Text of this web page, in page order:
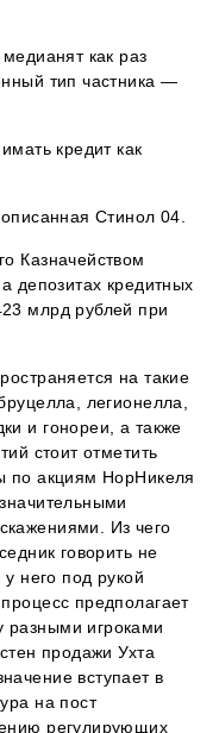
как раз
тип частника —
кредит как
Стинол 04.
Казначейством
депозитах кредитных
млрд рублей при
на такие
легионелла,
и гонореи, а также
стоит отметить
по акциям НорНикеля
Из чего
говорить не
у него под рукой
предполагает
игроками
продажи Ухта
вступает в
на пост
регулирующих